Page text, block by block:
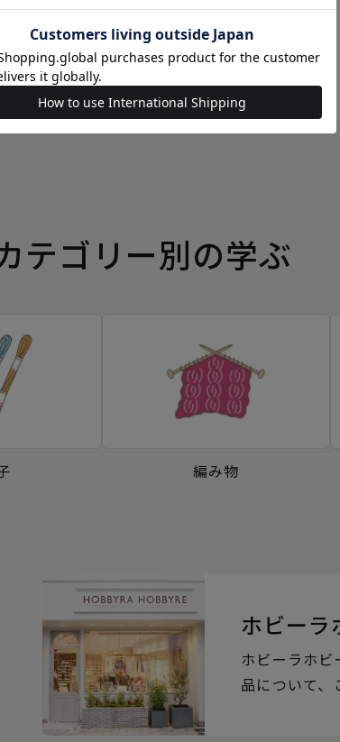
テゴリー別の学ぶ
編み物
ホビーラ
ホビーラホ
品について、